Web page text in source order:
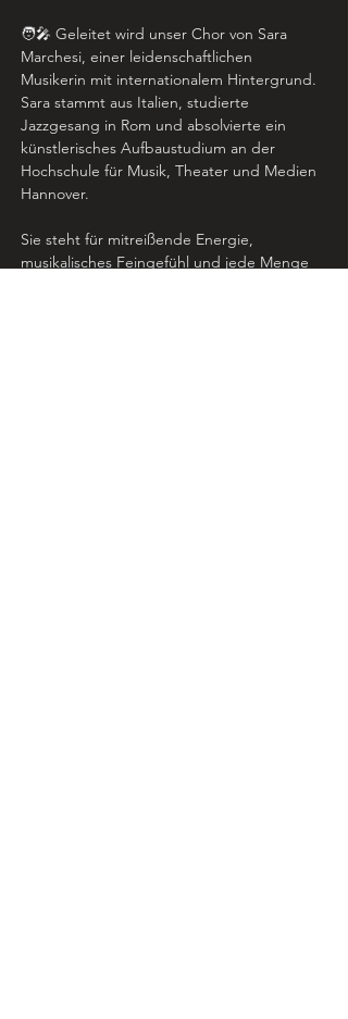
🧑‍🎤 Geleitet wird unser Chor von Sara
Marchesi, einer leidenschaftlichen
Musikerin mit internationalem Hintergrund.
Sara stammt aus Italien, studierte
Jazzgesang in Rom und absolvierte ein
künstlerisches Aufbaustudium an der
Hochschule für Musik, Theater und Medien
Hannover.
Sie steht für mitreißende Energie,
musikalisches Feingefühl und jede Menge